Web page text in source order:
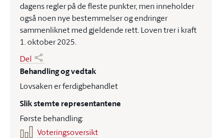
dagens regler på de fleste punkter, men inneholder
også noen nye bestemmelser og endringer
sammenliknet med gjeldende rett. Loven trer i kraft
1. oktober 2025.
Del
Behandling og vedtak
Lovsaken er ferdigbehandlet
Slik stemte representantene
Første behandling:
Voteringsoversikt